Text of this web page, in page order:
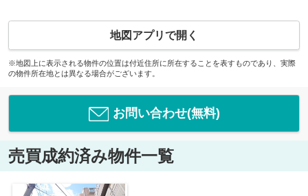
地図アプリで開く
※地図上に表示される物件の位置は付近住所に所在することを表すものであり、実際
の物件所在地とは異なる場合がございます。
お問い合わせ(無料)
売買成約済み物件一覧